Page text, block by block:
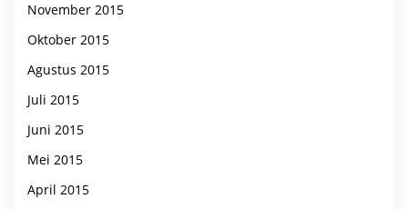
November 2015
Oktober 2015
Agustus 2015
Juli 2015
Juni 2015
Mei 2015
April 2015